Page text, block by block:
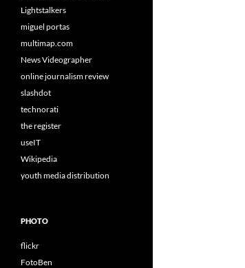
Lightstalkers
miguel portas
multimap.com
News Videographer
online journalism review
slashdot
technorati
the register
useIT
Wikipedia
youth media distribution
PHOTO
flickr
FotoBen